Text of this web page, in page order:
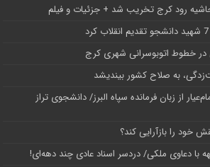
رود کرج تخریب شد + جزئیات و فیلم
به صلاح کشور بیندیشد
از زبان فرمانده سپاه البرز/ دانشجوی تراز
خود را بازآرایی کند؟
با دعاوی ملکی/ دردسر اسناد عادی چند‌ دهه‌ای!